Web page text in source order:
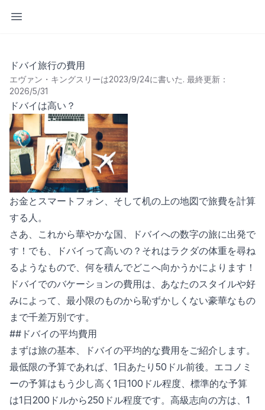
サイドバーを開く
ドバイ旅行の費用
エヴァン・キングスリーは2023/9/24に書いた. 最終更新：
2026/5/31
ドバイは高い？
お金とスマートフォン、そして机の上の地図で旅費を計算
する人。
さあ、これから華やかな国、ドバイへの数字の旅に出発で
す！でも、ドバイって高いの？それはラクダの体重を尋ね
るようなもので、何を積んでどこへ向かうかによります！
ドバイでのバケーションの費用は、あなたのスタイルや好
みによって、最小限のものから恥ずかしくない豪華なもの
まで千差万別です。
##ドバイの平均費用
まずは旅の基本、ドバイの平均的な費用をご紹介します。
最低限の予算であれば、1日あたり50ドル前後。エコノミ
ーの予算はもう少し高く1日100ドル程度、標準的な予算
は1日200ドルから250ドル程度です。高級志向の方は、1